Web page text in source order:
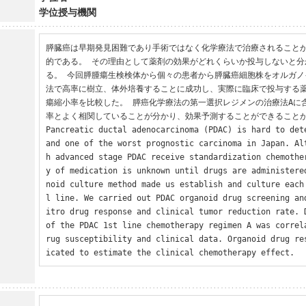
学位授与機関
膵臓癌は早期発見困難であり手術ではなく化学療法で治療されること
的である。 その理由として薬剤の効果がどれくらいか投与しないと
る。 今回膵腫瘍生検検体から個々の患者から膵臓癌細胞株をオルガ
法で高率に樹立、体外培養することに成功し、実際に臨床で投与する
瘍縮小率を比較した。 膵癌化学療法の第一選択レジメンの治療法Aに
率とよく相関していることが分かり、効果予測することができること
Pancreatic ductal adenocarcinoma (PDAC) is hard to
and one of the worst prognostic carcinoma in Japan.
h advanced stage PDAC receive standardization
y of medication is unknown until drugs are
noid culture method made us establish and culture
l line. We carried out PDAC organoid drug screening
itro drug response and clinical tumor reduction rate.
of the PDAC 1st line chemotherapy regimen A was
rug susceptibility and clinical data. Organoid drug
icated to estimate the clinical chemotherapy effect.